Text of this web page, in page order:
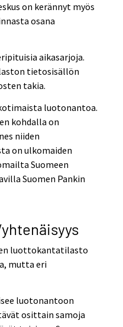
on kerännyt myös
osana
aikasarjoja.
tietosisällön
takia.
luotonantoa.
kohdalla on
niiden
on ulkomaiden
Suomeen
Suomen Pankin
luottokantatilasto
mutta eri
luotonantoon
osittain samoja